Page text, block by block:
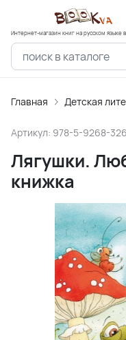
Интернет-магазин книг на русском языке
Главная Детская
Артикул: 978-5-9268-
Лягушки.
книжка